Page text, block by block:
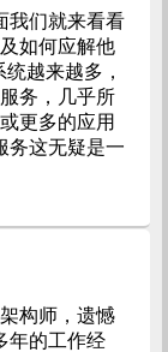
我们就来看看
如何应解他
越来越多，
务，几乎所
更多的应用
务这无疑是一
构师，遗憾
年的工作经